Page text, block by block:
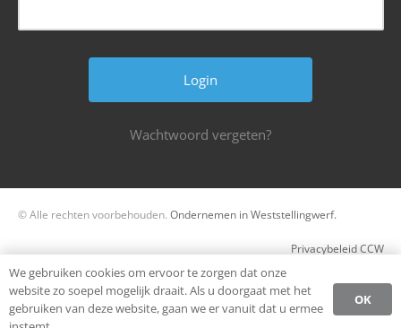
Wachtwoord vergeten?
© Alle rechten voorbehouden. Ondernemen in Weststellingwerf.
Privacybeleid CCW
Register
Login
We gebruiken cookies om ervoor te zorgen dat onze
website zo soepel mogelijk draait. Als u doorgaat met het
gebruiken van deze website, gaan we er vanuit dat u ermee
OK